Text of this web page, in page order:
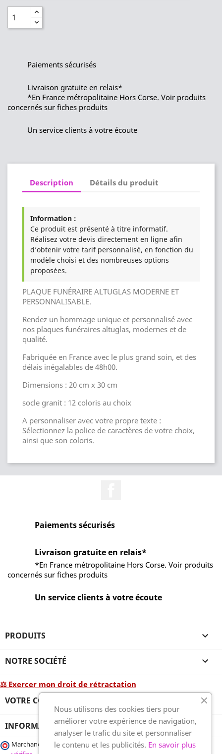
Paiements sécurisés
Livraison gratuite en relais*
*En France métropolitaine Hors Corse. Voir produits
concernés sur fiches produits
Un service clients à votre écoute
Description Détails du produit
Information :
Ce produit est présenté à titre informatif.
Réalisez votre devis directement en ligne afin
d’obtenir votre tarif personnalisé, en fonction du
modèle choisi et des nombreuses options
proposées.
PLAQUE FUNÉRAIRE ALTUGLAS MODERNE ET
PERSONNALISABLE.
Rendez un hommage unique et personnalisé avec
nos plaques funéraires altuglas, modernes et de
qualité.
Fabriquée en France avec le plus grand soin, et des
délais inégalables de 48h00.
Dimensions : 20 cm x 30 cm
socle granit : 12 coloris au choix
A personnaliser avec votre propre texte :
Sélectionnez la police de caractères de votre choix,
ainsi que son coloris.
Paiements sécurisés
Livraison gratuite en relais*
*En France métropolitaine Hors Corse. Voir produits
concernés sur fiches produits
Un service clients à votre écoute
PRODUITS 
NOTRE SOCIÉTÉ 
⚖ Exercer mon droit de rétractation
VOTRE COMPTE 
INFORMATIONS
Marchand approuvé par la Société des Avis Garantis,cliquez ici pour
Nous utilisons des cookies tiers pour
améliorer votre expérience de navigation,
analyser le trafic du site et personnaliser
le contenu et les publicités. En savoir plus